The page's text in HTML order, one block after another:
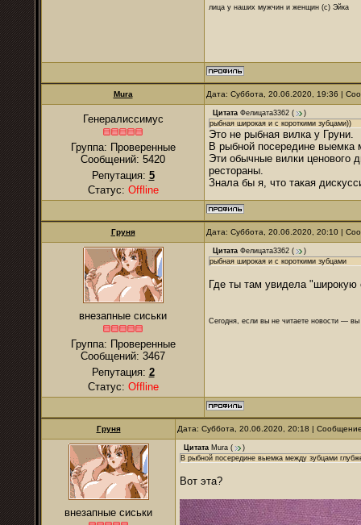
лица у наших мужчин и женщин (с) Эйка
Mura Дата: Суббота, 20.06.2020, 19:36 |
Генералиссимус
Группа: Проверенные
Сообщений: 5420
Репутация: 5
Статус: Offline
Цитата Фелицата3362 (
)
рыбная широкая и с короткими зубцами))
Это не рыбная вилка у Груни.
В рыбной посередине выемка
Эти обычные вилки ценового
рестораны.
Знала бы я, что такая
Груня Дата: Суббота, 20.06.2020, 20:10 |
внезапные сиськи
Группа: Проверенные
Сообщений: 3467
Репутация: 2
Статус: Offline
Цитата Фелицата3362 (
)
рыбная широкая и с короткими зубцами
Где ты там увидела "широкую
Сегодня, если вы не читаете новости —
Груня Дата: Суббота, 20.06.2020, 20:18 |
внезапные сиськи
Цитата Mura (
)
В рыбной посередине выемка между зубцами
Вот эта?